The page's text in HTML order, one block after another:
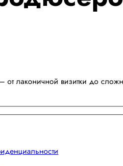
лаконичной визитки до